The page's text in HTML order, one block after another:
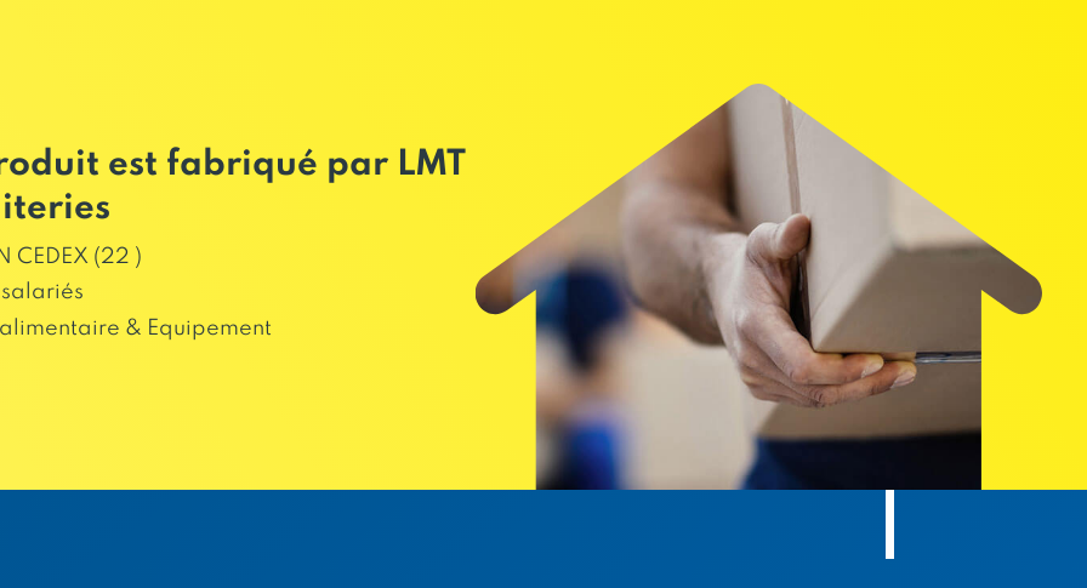
est fabriqué par LMT
CEDEX (22 )
& Equipement